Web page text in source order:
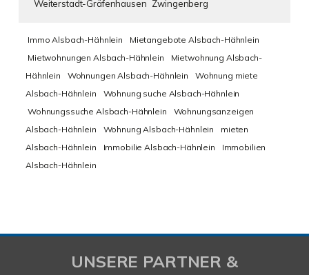
Weiterstadt-Gräfenhausen Zwingenberg
Immo Alsbach-Hähnlein
Mietangebote Alsbach-Hähnlein
Mietwohnungen Alsbach-Hähnlein
Mietwohnung Alsbach-
Hähnlein
Wohnungen Alsbach-Hähnlein
Wohnung miete
Alsbach-Hähnlein
Wohnung suche Alsbach-Hähnlein
Wohnungssuche Alsbach-Hähnlein
Wohnungsanzeigen
Alsbach-Hähnlein
Wohnung Alsbach-Hähnlein
mieten
Alsbach-Hähnlein
Immobilie Alsbach-Hähnlein
Immobilien
Alsbach-Hähnlein
UNSERE PARTNER &